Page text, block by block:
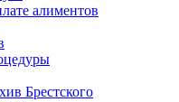
алиментов
Брестского